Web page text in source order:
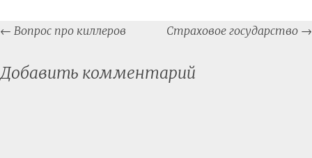
Post
navigation
← Вопрос про киллеров Страховое государство →
Добавить комментарий